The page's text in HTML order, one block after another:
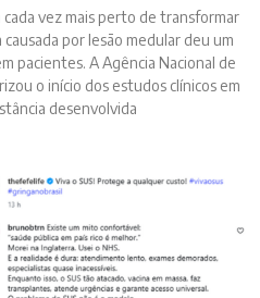
vez mais perto de transformar
por lesão medular deu um
pacientes. A Agência Nacional de
o início dos estudos clínicos em
desenvolvida